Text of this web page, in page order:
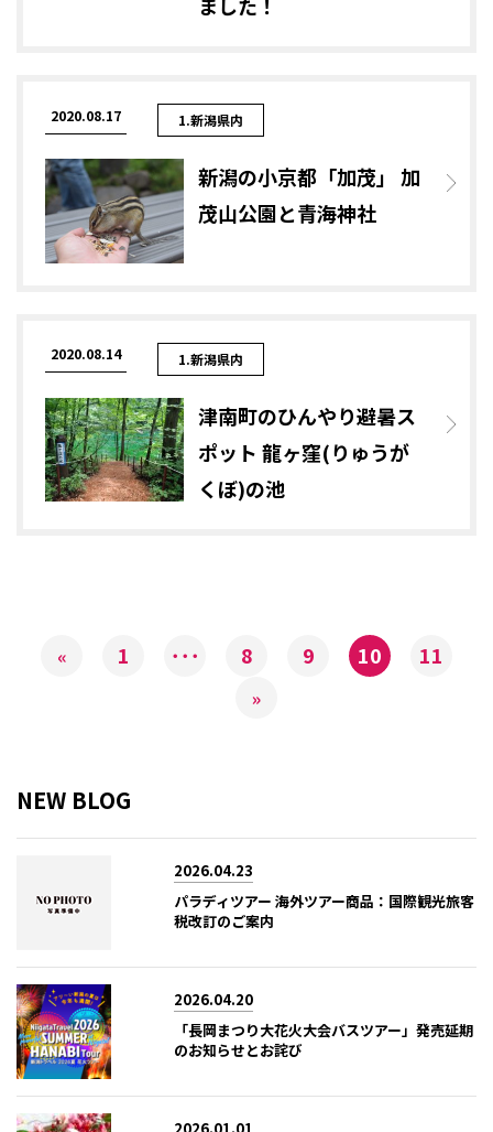
2020.08.17 1.新潟県内
新潟の小京都「加茂」 加
茂山公園と青海神社
2020.08.14 1.新潟県内
津南町のひんやり避暑ス
ポット 龍ヶ窪(りゅうが
くぼ)の池
« 1 ･･･ 8 9 10 11
»
NEW BLOG
2026.04.23
パラディツアー 海外ツアー商品：国際観光旅客
税改訂のご案内
2026.04.20
「長岡まつり大花火大会バスツアー」発売延期
のお知らせとお詫び
2026.01.01